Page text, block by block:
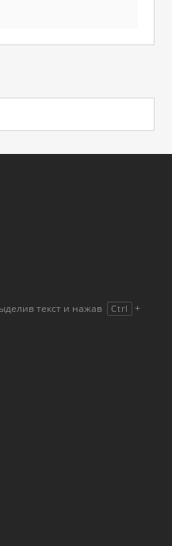
текст и нажав Ctrl +